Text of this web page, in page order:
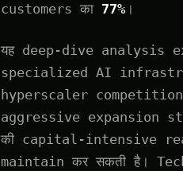
customers का 77% ।
यह deep-dive analysis
specialized AI
hyperscaler competition
aggressive expansion
की capital-intensive
maintain कर सकती है।